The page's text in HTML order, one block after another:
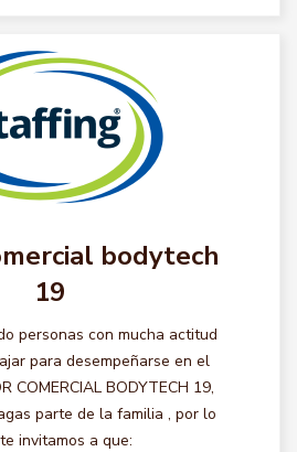
bodytech
19
personas con mucha actitud
para desempeñarse en el
COMERCIAL BODYTECH 19,
parte de la familia , por lo
invitamos a que: